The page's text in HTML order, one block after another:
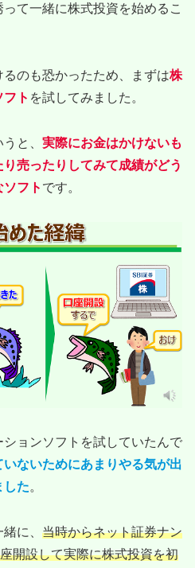
て一緒に株式投資を始めるこ
のも恐かったため、まずは株
ト を試してみました。
と、 実際にお金はかけないも
売ったりしてみて成績がどう
フト です。
ョンソフトを試していたんで
ないためにあまりやる気が出
した。
に、 当時からネット証券ナン
開設して実際に株式投資を初